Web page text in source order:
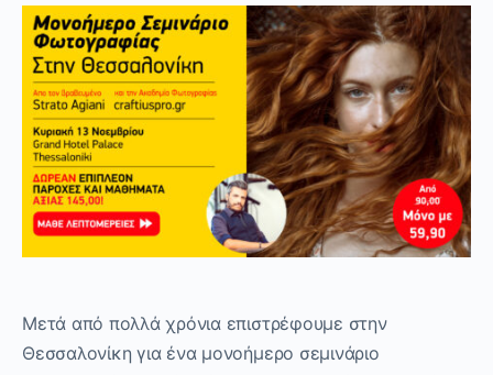
Μετά από πολλά χρόνια επιστρέφουμε στην
Θεσσαλονίκη για ένα μονοήμερο σεμινάριο